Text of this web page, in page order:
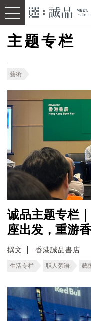
主题专栏
藝術
诚品主题专栏
座出发，重游
撰文 香港誠品書店
生活专栏 职人絮语 藝